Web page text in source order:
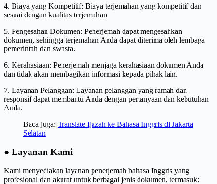
4. Biaya yang Kompetitif: Biaya terjemahan yang kompetitif dan
sesuai dengan kualitas terjemahan.
5. Pengesahan Dokumen: Penerjemah dapat mengesahkan
dokumen, sehingga terjemahan Anda dapat diterima oleh lembaga
pemerintah dan swasta.
6. Kerahasiaan: Penerjemah menjaga kerahasiaan dokumen Anda
dan tidak akan membagikan informasi kepada pihak lain.
7. Layanan Pelanggan: Layanan pelanggan yang ramah dan
responsif dapat membantu Anda dengan pertanyaan dan kebutuhan
Anda.
Baca juga: Translate Ijazah ke Bahasa Inggris di Jakarta
Selatan
● Layanan Kami
Kami menyediakan layanan penerjemah bahasa Inggris yang
profesional dan akurat untuk berbagai jenis dokumen, termasuk: